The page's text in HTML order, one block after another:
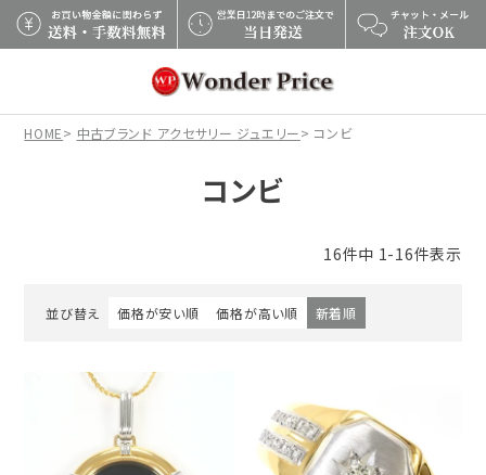
×
HOME 中古ブランド アクセサリー ジュエリー コンビ
コンビ
並び替え 価格が安い順 価格が高い順 新着順
16件中 1-16件表示